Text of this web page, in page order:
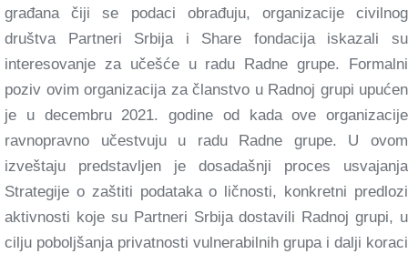
građana čiji se podaci obrađuju, organizacije civilnog
društva Partneri Srbija i Share fondacija iskazali su
interesovanje za učešće u radu Radne grupe. Formalni
poziv ovim organizacija za članstvo u Radnoj grupi upućen
je u decembru 2021. godine od kada ove organizacije
ravnopravno učestvuju u radu Radne grupe. U ovom
izveštaju predstavljen je dosadašnji proces usvajanja
Strategije o zaštiti podataka o ličnosti, konkretni predlozi
aktivnosti koje su Partneri Srbija dostavili Radnoj grupi, u
cilju poboljšanja privatnosti vulnerabilnih grupa i dalji koraci